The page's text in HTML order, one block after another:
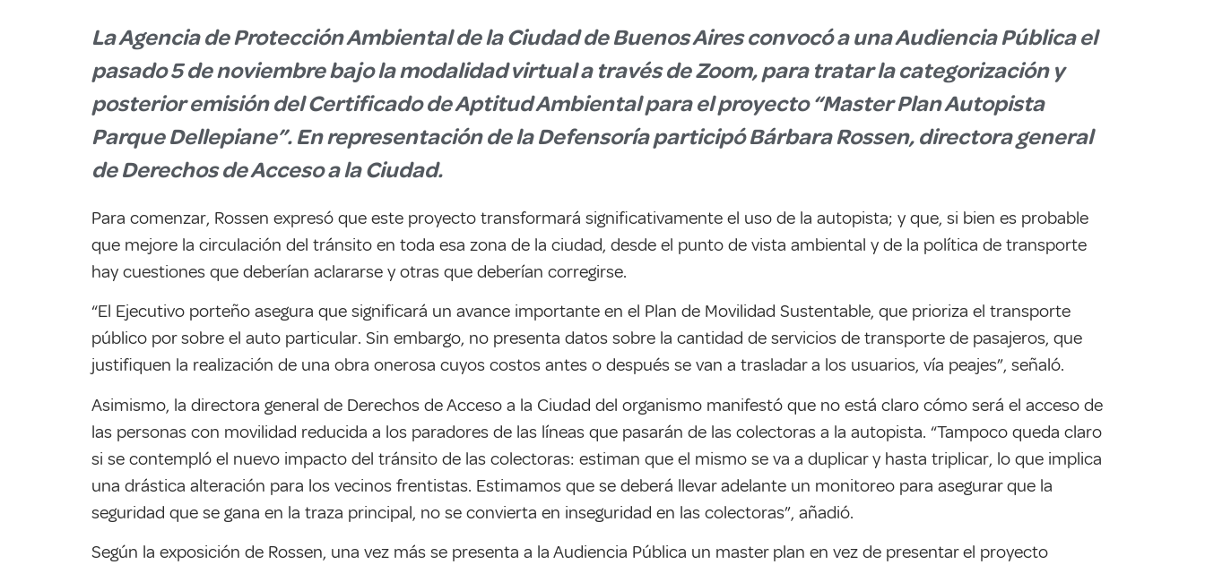
La Agencia de Protección Ambiental de la Ciudad de Buenos Aires convocó a una Audiencia Pública el
pasado 5 de noviembre bajo la modalidad virtual a través de Zoom, para tratar la categorización y
posterior emisión del Certificado de Aptitud Ambiental para el proyecto “Master Plan Autopista
Parque Dellepiane”. En representación de la Defensoría participó Bárbara Rossen, directora general
de Derechos de Acceso a la Ciudad.
Para comenzar, Rossen expresó que este proyecto transformará significativamente el uso de la autopista; y que, si bien es probable
que mejore la circulación del tránsito en toda esa zona de la ciudad, desde el punto de vista ambiental y de la política de transporte
hay cuestiones que deberían aclararse y otras que deberían corregirse.
“El Ejecutivo porteño asegura que significará un avance importante en el Plan de Movilidad Sustentable, que prioriza el transporte
público por sobre el auto particular. Sin embargo, no presenta datos sobre la cantidad de servicios de transporte de pasajeros, que
justifiquen la realización de una obra onerosa cuyos costos antes o después se van a trasladar a los usuarios, vía peajes”, señaló.
Asimismo, la directora general de Derechos de Acceso a la Ciudad del organismo manifestó que no está claro cómo será el acceso de
las personas con movilidad reducida a los paradores de las líneas que pasarán de las colectoras a la autopista. “Tampoco queda claro
si se contempló el nuevo impacto del tránsito de las colectoras: estiman que el mismo se va a duplicar y hasta triplicar, lo que implica
una drástica alteración para los vecinos frentistas. Estimamos que se deberá llevar adelante un monitoreo para asegurar que la
seguridad que se gana en la traza principal, no se convierta en inseguridad en las colectoras”, añadió.
Según la exposición de Rossen, una vez más se presenta a la Audiencia Pública un master plan en vez de presentar el proyecto